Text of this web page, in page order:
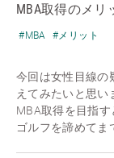
MBA取得のメリ
#MBA #メリット
今回は女性目線の
えてみたいと思
MBA取得を目指
ゴルフを諦めてま